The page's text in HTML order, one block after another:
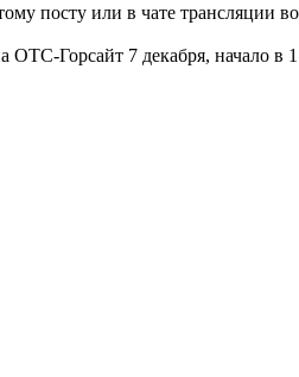
посту или в чате трансляции
Горсайт 7 декабря, начало в